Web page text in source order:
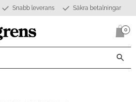
Snabb leverans Säkra betalningar
0